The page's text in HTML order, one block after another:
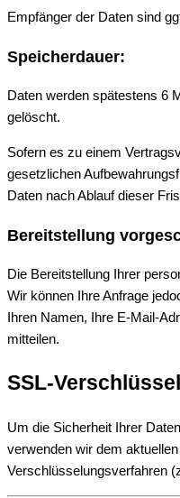
Empfänger der Daten sind
Speicherdauer:
Daten werden spätestens 6
gelöscht.
Sofern es zu einem
gesetzlichen
Daten nach Ablauf dieser
Bereitstellung
Die Bereitstellung Ihrer
Wir können Ihre Anfrage
Ihren Namen, Ihre E-Mail-
mitteilen.
SSL-
Um die Sicherheit Ihrer
verwenden wir dem
Verschlüsselungsverfahren